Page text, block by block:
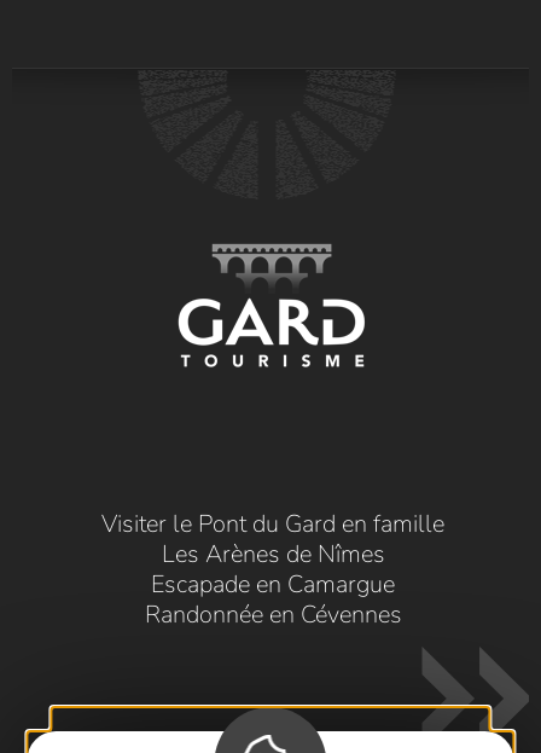
Visiter le Pont du Gard en famille
Les Arènes de Nîmes
Escapade en Camargue
Randonnée en Cévennes